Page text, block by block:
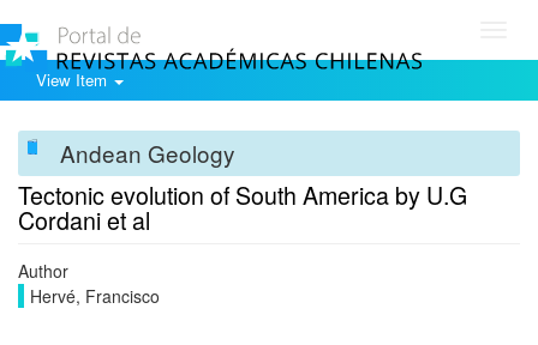
View Item
Andean Geology
Tectonic evolution of South America by U.G
Cordani et al
Author
Hervé, Francisco